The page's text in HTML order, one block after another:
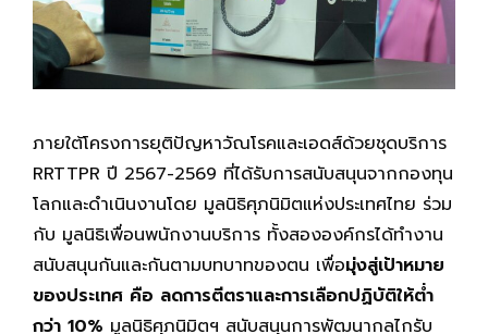
ภายใต้โครงการยุติปัญหาวัณโรคและเอดส์ด้วยชุดบริการ
RRTTPR ปี 2567-2569 ที่ได้รับการสนับสนุนจากกองทุน
โลกและดำเนินงานโดย มูลนิธิศุภนิมิตแห่งประเทศไทย ร่วม
กับ มูลนิธิเพื่อนพนักงานบริการ ทั้งสององค์กรได้ทำงาน
สนับสนุนกันและกันตามบทบาทของตน เพื่อมุ่งสู่เป้าหมาย
ของประเทศ คือ ลดการตีตราและการเลือกปฏิบัติให้ต่ำ
กว่า 10% มูลนิธิศุภนิมิตฯ สนับสนุนการพัฒนากลไกรับ